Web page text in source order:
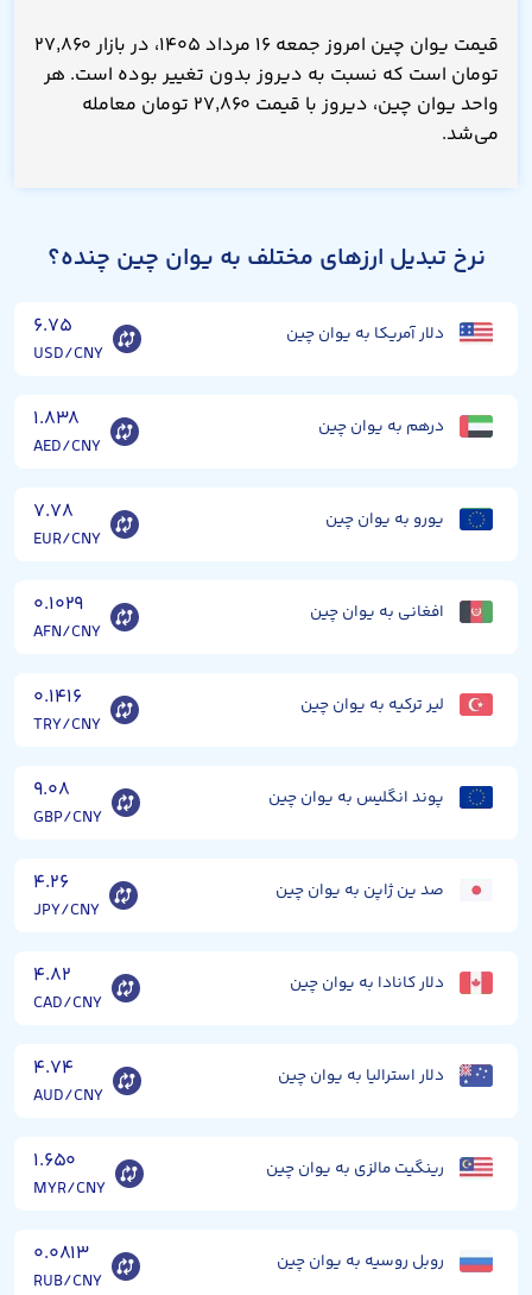
قیمت یوان چین امروز جمعه ۱۶ مرداد ۱۴۰۵، در بازار ۲۷,۸۶۰
تومان است که نسبت به دیروز بدون تغییر بوده است. هر
واحد یوان چین، دیروز با قیمت ۲۷,۸۶۰ تومان معامله
می‌شد.
نرخ تبدیل ارزهای مختلف به یوان چین چنده؟
دلار آمریکا به یوان چین ۶.۷۵
USD/CNY
درهم به یوان چین ۱.۸۳۸
AED/CNY
یورو به یوان چین ۷.۷۸
EUR/CNY
افغانی به یوان چین ۰.۱۰۲۹
AFN/CNY
لیر ترکیه به یوان چین ۰.۱۴۱۶
TRY/CNY
پوند انگلیس به یوان چین ۹.۰۸
GBP/CNY
صد ین ژاپن به یوان چین ۴.۲۶
JPY/CNY
دلار کانادا به یوان چین ۴.۸۲
CAD/CNY
دلار استرالیا به یوان چین ۴.۷۴
AUD/CNY
رینگیت مالزی به یوان چین ۱.۶۵۰
MYR/CNY
روبل روسیه به یوان چین ۰.۰۸۱۳
RUB/CNY